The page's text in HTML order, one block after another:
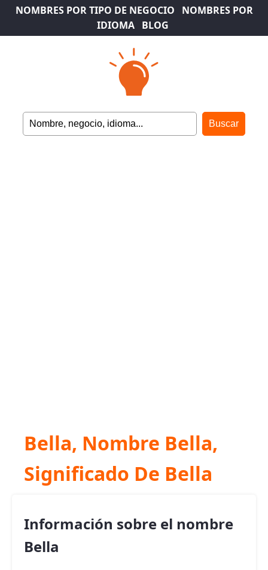
NOMBRES POR TIPO DE NEGOCIO
NOMBRES POR
IDIOMA
BLOG
Bella, Nombre Bella,
Significado De Bella
Información sobre el nombre
Bella